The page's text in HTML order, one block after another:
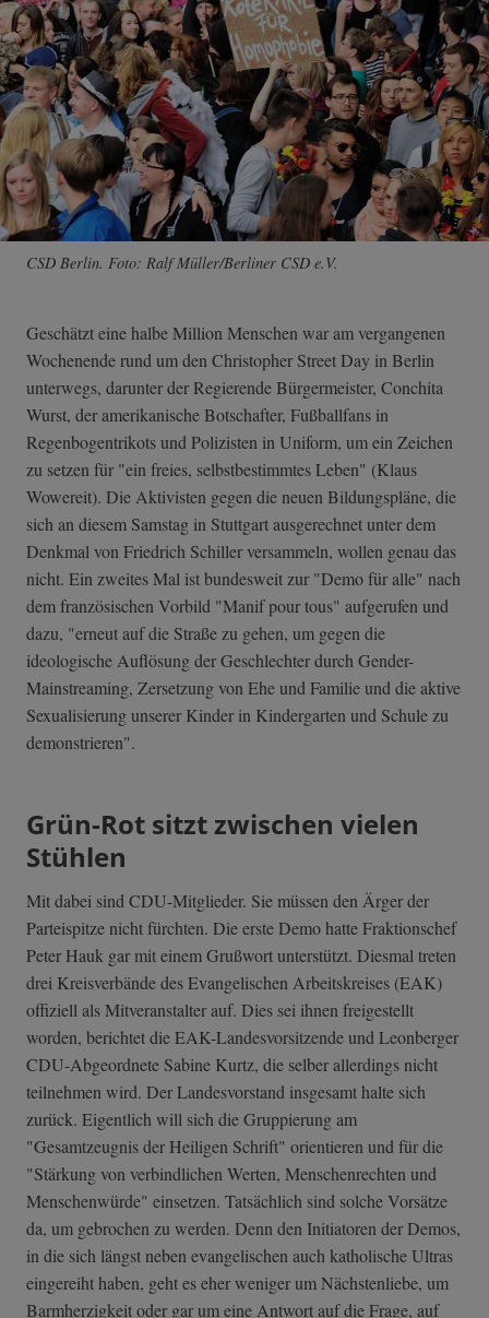
CSD Berlin. Foto: Ralf Müller/Berliner CSD e.V.
Geschätzt eine halbe Million Menschen war am vergangenen
Wochenende rund um den Christopher Street Day in Berlin
unterwegs, darunter der Regierende Bürgermeister, Conchita
Wurst, der amerikanische Botschafter, Fußballfans in
Regenbogentrikots und Polizisten in Uniform, um ein Zeichen
zu setzen für "ein freies, selbstbestimmtes Leben" (Klaus
Wowereit). Die Aktivisten gegen die neuen Bildungspläne, die
sich an diesem Samstag in Stuttgart ausgerechnet unter dem
Denkmal von Friedrich Schiller versammeln, wollen genau das
nicht. Ein zweites Mal ist bundesweit zur "Demo für alle" nach
dem französischen Vorbild "Manif pour tous" aufgerufen und
dazu, "erneut auf die Straße zu gehen, um gegen die
ideologische Auflösung der Geschlechter durch Gender-
Mainstreaming, Zersetzung von Ehe und Familie und die aktive
Sexualisierung unserer Kinder in Kindergarten und Schule zu
demonstrieren".
Grün-Rot sitzt zwischen vielen
Stühlen
Mit dabei sind CDU-Mitglieder. Sie müssen den Ärger der
Parteispitze nicht fürchten. Die erste Demo hatte Fraktionschef
Peter Hauk gar mit einem Grußwort unterstützt. Diesmal treten
drei Kreisverbände des Evangelischen Arbeitskreises (EAK)
offiziell als Mitveranstalter auf. Dies sei ihnen freigestellt
worden, berichtet die EAK-Landesvorsitzende und Leonberger
CDU-Abgeordnete Sabine Kurtz, die selber allerdings nicht
teilnehmen wird. Der Landesvorstand insgesamt halte sich
zurück. Eigentlich will sich die Gruppierung am
"Gesamtzeugnis der Heiligen Schrift" orientieren und für die
"Stärkung von verbindlichen Werten, Menschenrechten und
Menschenwürde" einsetzen. Tatsächlich sind solche Vorsätze
da, um gebrochen zu werden. Denn den Initiatoren der Demos,
in die sich längst neben evangelischen auch katholische Ultras
eingereiht haben, geht es eher weniger um Nächstenliebe, um
Barmherzigkeit oder gar um eine Antwort auf die Frage, auf